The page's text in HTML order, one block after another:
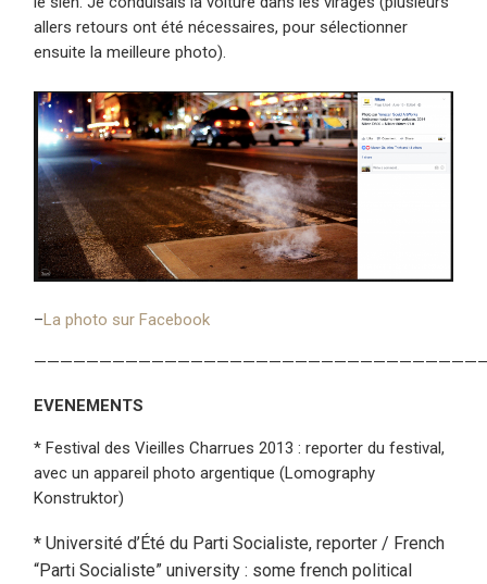
allers retours ont été nécessaires, pour sélectionner
ensuite la meilleure photo).
–La photo sur Facebook
EVENEMENTS
* Festival des Vieilles Charrues 2013 : reporter du festival,
avec un appareil photo argentique (Lomography
Konstruktor)
* Université d’Été du Parti Socialiste, reporter / French
“Parti Socialiste” university : some french political